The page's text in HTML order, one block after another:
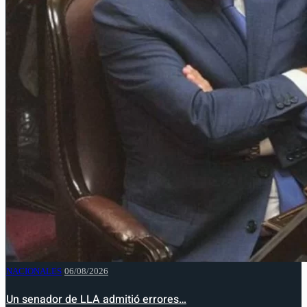
NACIONALES 06/08/2026
Un senador de LLA admitió errores…